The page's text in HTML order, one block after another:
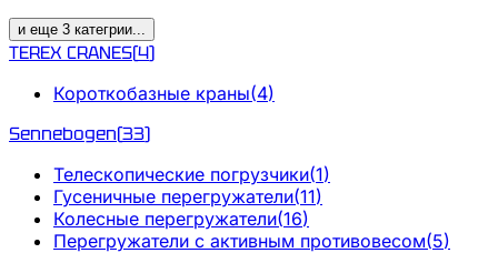
и еще 3 категрии...
TEREX CRANES(4)
Короткобазные краны(4)
Sennebogen(33)
Телескопические погрузчики(1)
Гусеничные перегружатели(11)
Колесные перегружатели(16)
Перегружатели с активным противовесом(5)